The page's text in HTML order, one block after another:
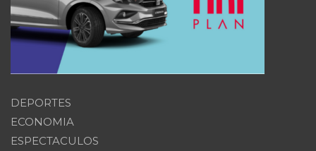
DEPORTES
ECONOMIA
ESPECTACULOS